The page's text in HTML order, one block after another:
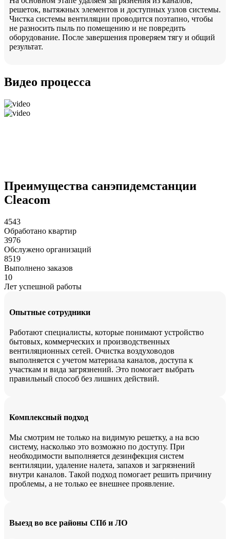
решеток, вытяжных элементов и доступных узлов системы.
Чистка системы вентиляции проводится поэтапно, чтобы
не разносить пыль по помещению и не повредить
оборудование. После завершения проверяем тягу и общий
результат.
Видео процесса
Преимущества санэпидемстанции
Cleacom
4543
Обработано квартир
3976
Обслужено организаций
8519
Выполнено заказов
10
Лет успешной работы
Опытные сотрудники
Работают специалисты, которые понимают устройство
бытовых, коммерческих и производственных
вентиляционных сетей. Очистка воздуховодов
выполняется с учетом материала каналов, доступа к
участкам и вида загрязнений. Это помогает выбрать
правильный способ без лишних действий.
Комплексный подход
Мы смотрим не только на видимую решетку, а на всю
систему, насколько это возможно по доступу. При
необходимости выполняется дезинфекция систем
вентиляции, удаление налета, запахов и загрязнений
внутри каналов. Такой подход помогает решить причину
проблемы, а не только ее внешнее проявление.
Выезд во все районы СПб и ЛО